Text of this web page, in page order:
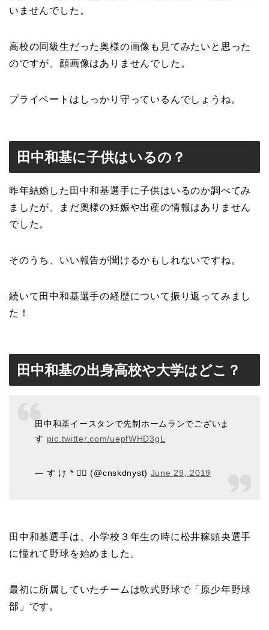
いませんでした。
高校の同級生だった奥様の画像も見てみたいと思った
のですが、顔画像はありませんでした。
プライベートはしっかり守っているんでしょうね。
田中和基に子供はいるの？
昨年結婚した田中和基選手に子供はいるのか調べてみ
ましたが、まだ奥様の妊娠や出産の情報はありません
でした。
そのうち、いい報告が聞けるかもしれないですね。
続いて田中和基選手の経歴について振り返ってみまし
た！
田中和基の出身高校や大学はどこ？
田中和基イースタンで先制ホームランでございま
す pic.twitter.com/uepfWHD3gL
— す け * 🙆‍♂️ (@cnskdnyst) June 29, 2019
田中和基選手は、小学校３年生の時に松井稼頭央選手
に憧れて野球を始めました。
最初に所属していたチームは軟式野球で「原少年野球
部」です。